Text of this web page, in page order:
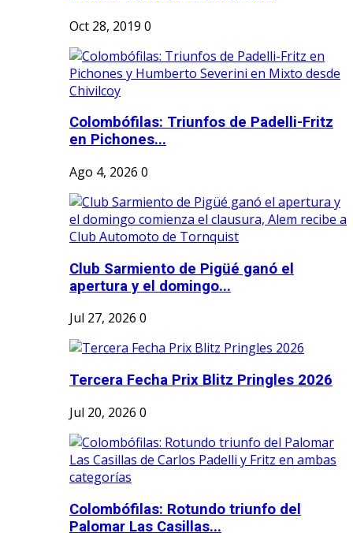
Oct 28, 2019 0
Colombófilas: Triunfos de Padelli-Fritz
en Pichones...
Ago 4, 2026 0
Club Sarmiento de Pigüé ganó el
apertura y el domingo...
Jul 27, 2026 0
Tercera Fecha Prix Blitz Pringles 2026
Jul 20, 2026 0
Colombófilas: Rotundo triunfo del
Palomar Las Casillas...